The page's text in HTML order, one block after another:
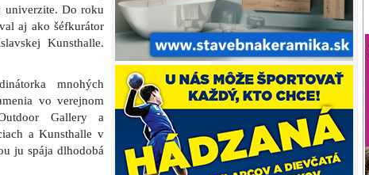
univerzite. Do roku
aj ako šéfkurátor
Kunsthalle.
mnohých
vo verejnom
Gallery a
a Kunsthalle v
ju spája dlhodobá